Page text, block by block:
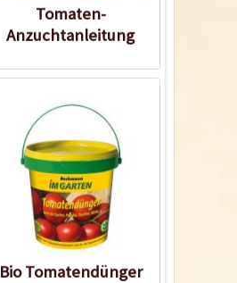
Tomaten-
Anzuchtanleitung
Bio Tomatendünger